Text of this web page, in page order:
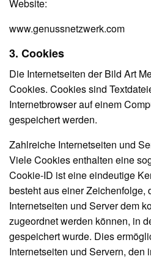
Website:
www.genussnetzwerk.com
3. Cookies
Die Internetseiten der Bild Art
Cookies. Cookies sind
Internetbrowser auf einem
gespeichert werden.
Zahlreiche Internetseiten und
Viele Cookies enthalten eine
Cookie-ID ist eine eindeutige
besteht aus einer Zeichenfolge,
Internetseiten und Server dem
zugeordnet werden können, in
gespeichert wurde. Dies
Internetseiten und Servern,